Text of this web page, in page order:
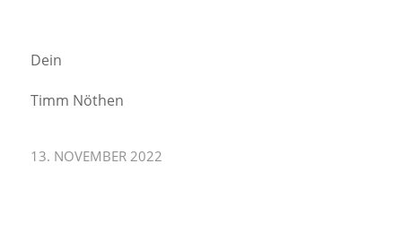
Dein
Timm Nöthen
13. NOVEMBER 2022